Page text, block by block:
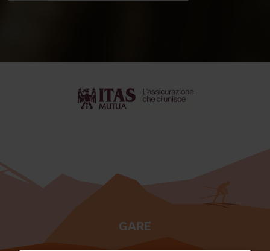
GARE